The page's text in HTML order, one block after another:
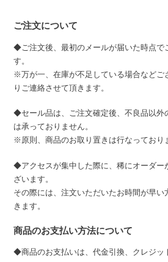
ご注文について
◆ご注文後、最初のメールが届いた時点で
す。
※万が一、在庫が不足している場合などご
りご連絡させて頂きます。
◆セール品は、ご注文確定後、不良品以外
は承っておりません。
※原則、商品のお取り置きは行なっており
◆アクセスが集中した際に、稀にオーダー
ざいます。
その際には、注文いただいたお時間が早
きます。
商品のお支払い方法について
◆商品のお支払いは、代金引換、クレジッ